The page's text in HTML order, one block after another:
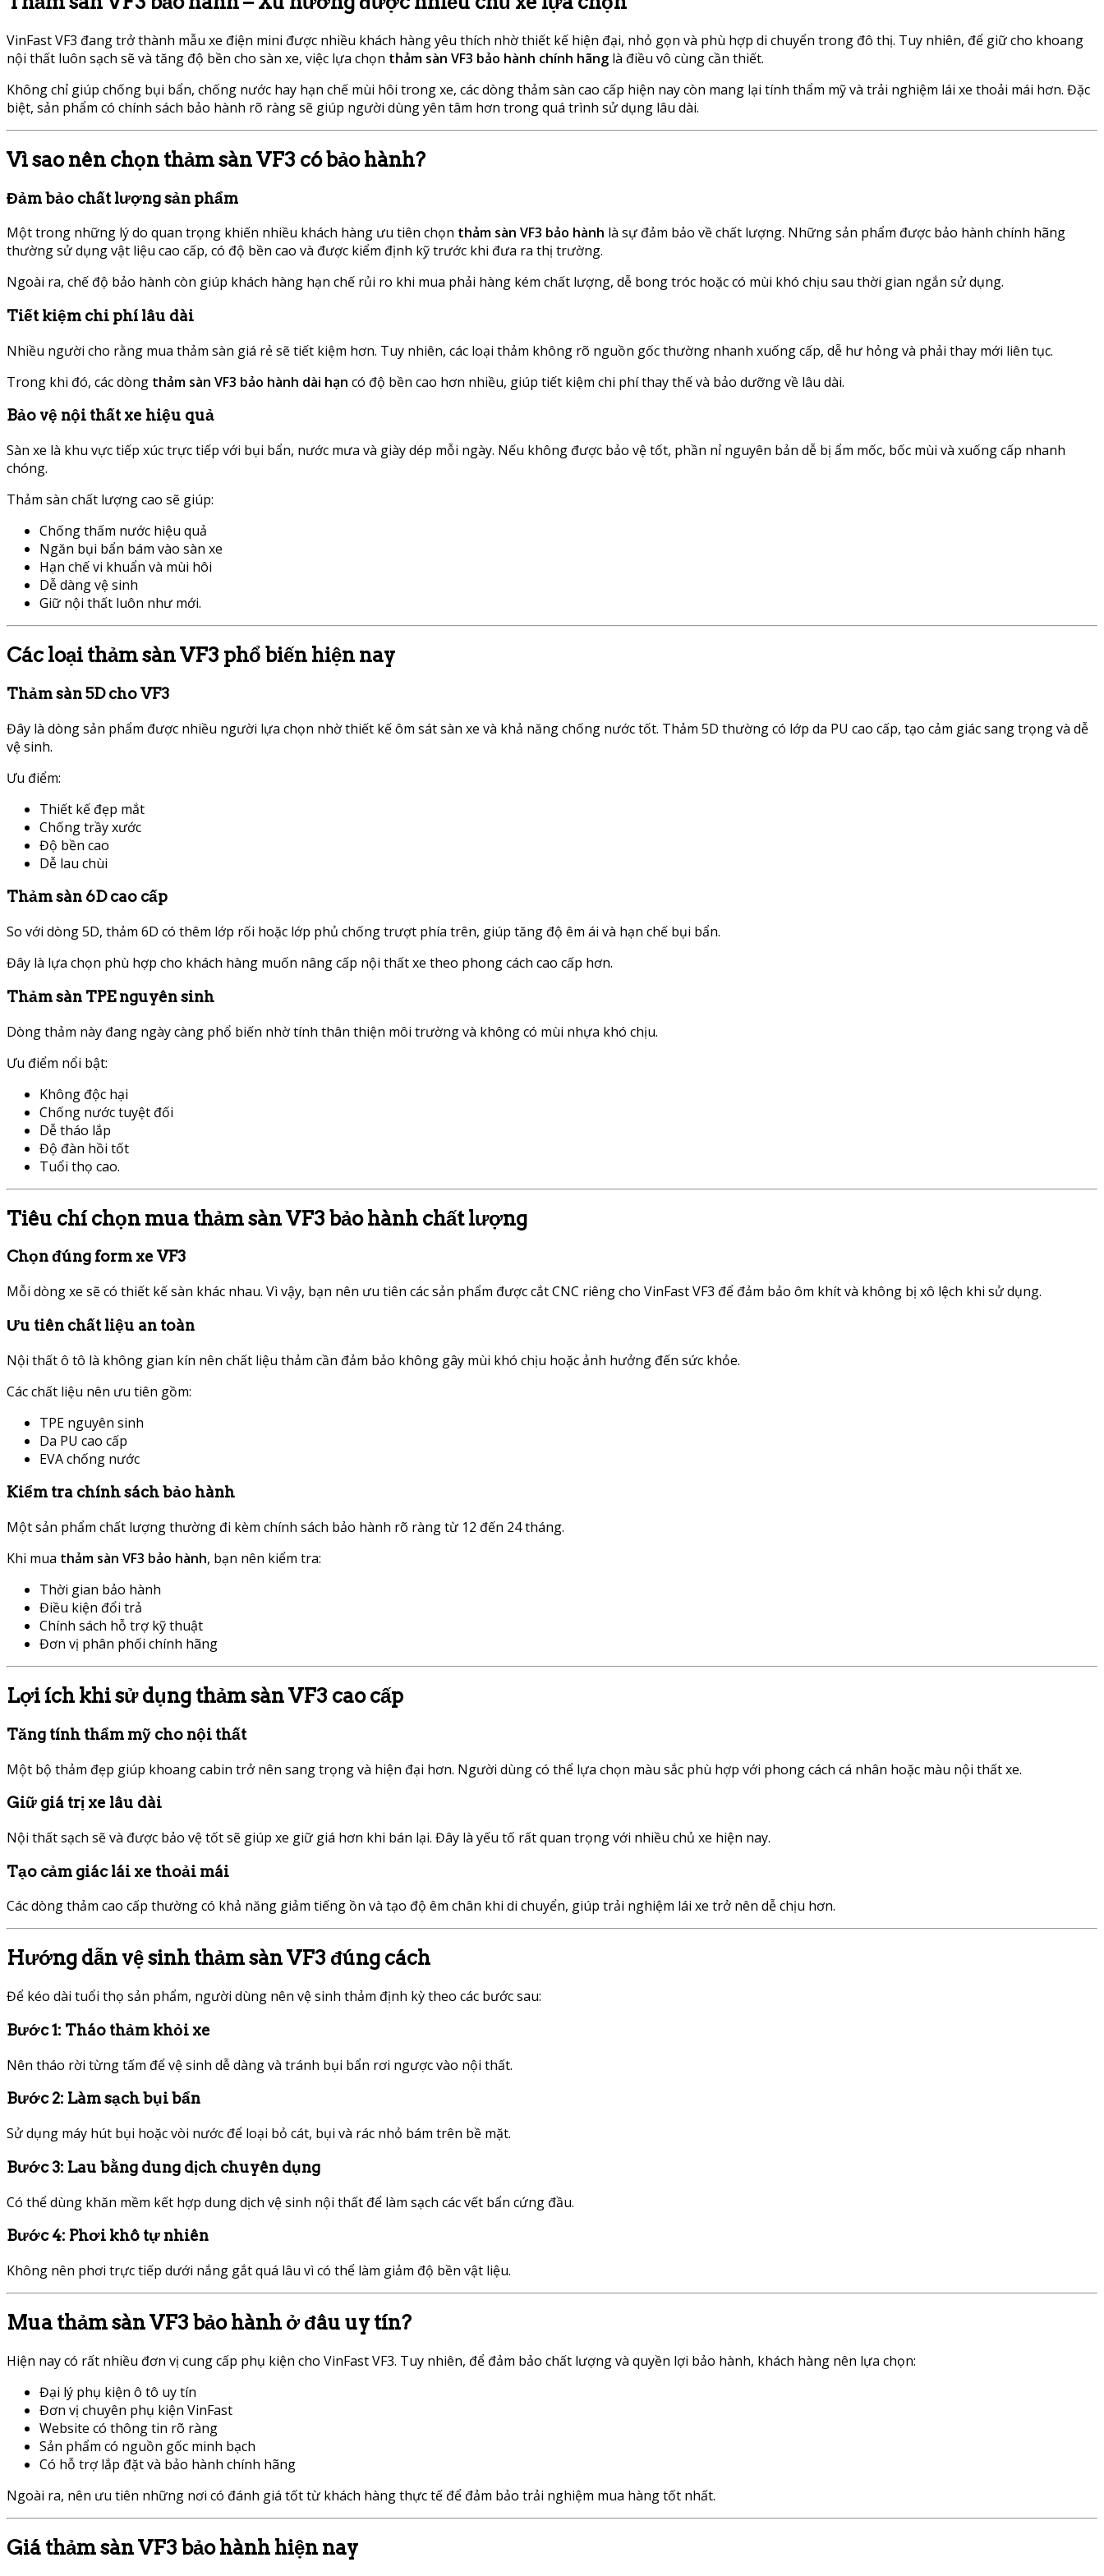
VinFast VF3 đang trở thành mẫu xe điện mini được nhiều khách hàng yêu thích nhờ thiết kế hiện đại, nhỏ gọn và phù hợp di chuyển trong đô thị. Tuy nhiên, để giữ cho khoang
nội thất luôn sạch sẽ và tăng độ bền cho sàn xe, việc lựa chọn thảm sàn VF3 bảo hành chính hãng là điều vô cùng cần thiết.
Không chỉ giúp chống bụi bẩn, chống nước hay hạn chế mùi hôi trong xe, các dòng thảm sàn cao cấp hiện nay còn mang lại tính thẩm mỹ và trải nghiệm lái xe thoải mái hơn. Đặc
biệt, sản phẩm có chính sách bảo hành rõ ràng sẽ giúp người dùng yên tâm hơn trong quá trình sử dụng lâu dài.
Vì sao nên chọn thảm sàn VF3 có bảo hành?
Đảm bảo chất lượng sản phẩm
Một trong những lý do quan trọng khiến nhiều khách hàng ưu tiên chọn thảm sàn VF3 bảo hành là sự đảm bảo về chất lượng. Những sản phẩm được bảo hành chính hãng
thường sử dụng vật liệu cao cấp, có độ bền cao và được kiểm định kỹ trước khi đưa ra thị trường.
Ngoài ra, chế độ bảo hành còn giúp khách hàng hạn chế rủi ro khi mua phải hàng kém chất lượng, dễ bong tróc hoặc có mùi khó chịu sau thời gian ngắn sử dụng.
Tiết kiệm chi phí lâu dài
Nhiều người cho rằng mua thảm sàn giá rẻ sẽ tiết kiệm hơn. Tuy nhiên, các loại thảm không rõ nguồn gốc thường nhanh xuống cấp, dễ hư hỏng và phải thay mới liên tục.
Trong khi đó, các dòng thảm sàn VF3 bảo hành dài hạn có độ bền cao hơn nhiều, giúp tiết kiệm chi phí thay thế và bảo dưỡng về lâu dài.
Bảo vệ nội thất xe hiệu quả
Sàn xe là khu vực tiếp xúc trực tiếp với bụi bẩn, nước mưa và giày dép mỗi ngày. Nếu không được bảo vệ tốt, phần nỉ nguyên bản dễ bị ẩm mốc, bốc mùi và xuống cấp nhanh
chóng.
Thảm sàn chất lượng cao sẽ giúp:
Chống thấm nước hiệu quả
Ngăn bụi bẩn bám vào sàn xe
Hạn chế vi khuẩn và mùi hôi
Dễ dàng vệ sinh
Giữ nội thất luôn như mới.
Các loại thảm sàn VF3 phổ biến hiện nay
Thảm sàn 5D cho VF3
Đây là dòng sản phẩm được nhiều người lựa chọn nhờ thiết kế ôm sát sàn xe và khả năng chống nước tốt. Thảm 5D thường có lớp da PU cao cấp, tạo cảm giác sang trọng và dễ
vệ sinh.
Ưu điểm:
Thiết kế đẹp mắt
Chống trầy xước
Độ bền cao
Dễ lau chùi
Thảm sàn 6D cao cấp
So với dòng 5D, thảm 6D có thêm lớp rối hoặc lớp phủ chống trượt phía trên, giúp tăng độ êm ái và hạn chế bụi bẩn.
Đây là lựa chọn phù hợp cho khách hàng muốn nâng cấp nội thất xe theo phong cách cao cấp hơn.
Thảm sàn TPE nguyên sinh
Dòng thảm này đang ngày càng phổ biến nhờ tính thân thiện môi trường và không có mùi nhựa khó chịu.
Ưu điểm nổi bật:
Không độc hại
Chống nước tuyệt đối
Dễ tháo lắp
Độ đàn hồi tốt
Tuổi thọ cao.
Tiêu chí chọn mua thảm sàn VF3 bảo hành chất lượng
Chọn đúng form xe VF3
Mỗi dòng xe sẽ có thiết kế sàn khác nhau. Vì vậy, bạn nên ưu tiên các sản phẩm được cắt CNC riêng cho VinFast VF3 để đảm bảo ôm khít và không bị xô lệch khi sử dụng.
Ưu tiên chất liệu an toàn
Nội thất ô tô là không gian kín nên chất liệu thảm cần đảm bảo không gây mùi khó chịu hoặc ảnh hưởng đến sức khỏe.
Các chất liệu nên ưu tiên gồm:
TPE nguyên sinh
Da PU cao cấp
EVA chống nước
Kiểm tra chính sách bảo hành
Một sản phẩm chất lượng thường đi kèm chính sách bảo hành rõ ràng từ 12 đến 24 tháng.
Khi mua thảm sàn VF3 bảo hành, bạn nên kiểm tra:
Thời gian bảo hành
Điều kiện đổi trả
Chính sách hỗ trợ kỹ thuật
Đơn vị phân phối chính hãng
Lợi ích khi sử dụng thảm sàn VF3 cao cấp
Tăng tính thẩm mỹ cho nội thất
Một bộ thảm đẹp giúp khoang cabin trở nên sang trọng và hiện đại hơn. Người dùng có thể lựa chọn màu sắc phù hợp với phong cách cá nhân hoặc màu nội thất xe.
Giữ giá trị xe lâu dài
Nội thất sạch sẽ và được bảo vệ tốt sẽ giúp xe giữ giá hơn khi bán lại. Đây là yếu tố rất quan trọng với nhiều chủ xe hiện nay.
Tạo cảm giác lái xe thoải mái
Các dòng thảm cao cấp thường có khả năng giảm tiếng ồn và tạo độ êm chân khi di chuyển, giúp trải nghiệm lái xe trở nên dễ chịu hơn.
Hướng dẫn vệ sinh thảm sàn VF3 đúng cách
Để kéo dài tuổi thọ sản phẩm, người dùng nên vệ sinh thảm định kỳ theo các bước sau:
Bước 1: Tháo thảm khỏi xe
Nên tháo rời từng tấm để vệ sinh dễ dàng và tránh bụi bẩn rơi ngược vào nội thất.
Bước 2: Làm sạch bụi bẩn
Sử dụng máy hút bụi hoặc vòi nước để loại bỏ cát, bụi và rác nhỏ bám trên bề mặt.
Bước 3: Lau bằng dung dịch chuyên dụng
Có thể dùng khăn mềm kết hợp dung dịch vệ sinh nội thất để làm sạch các vết bẩn cứng đầu.
Bước 4: Phơi khô tự nhiên
Không nên phơi trực tiếp dưới nắng gắt quá lâu vì có thể làm giảm độ bền vật liệu.
Mua thảm sàn VF3 bảo hành ở đâu uy tín?
Hiện nay có rất nhiều đơn vị cung cấp phụ kiện cho VinFast VF3. Tuy nhiên, để đảm bảo chất lượng và quyền lợi bảo hành, khách hàng nên lựa chọn:
Đại lý phụ kiện ô tô uy tín
Đơn vị chuyên phụ kiện VinFast
Website có thông tin rõ ràng
Sản phẩm có nguồn gốc minh bạch
Có hỗ trợ lắp đặt và bảo hành chính hãng
Ngoài ra, nên ưu tiên những nơi có đánh giá tốt từ khách hàng thực tế để đảm bảo trải nghiệm mua hàng tốt nhất.
Giá thảm sàn VF3 bảo hành hiện nay